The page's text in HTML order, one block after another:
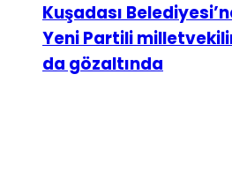
Kuşadası
Yeni Partili
da gözaltında